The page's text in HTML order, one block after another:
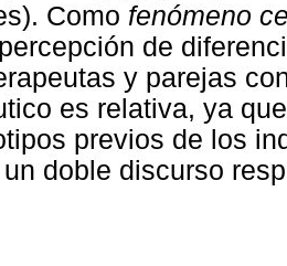
Como fenómeno
de
y parejas
es relativa, ya
previos de los
doble discurso